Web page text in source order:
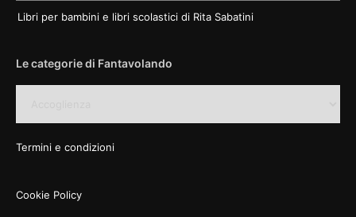
Libri per bambini e libri scolastici di Rita Sabatini
Le categorie di Fantavolando
di
Termini e condizioni
Cookie Policy